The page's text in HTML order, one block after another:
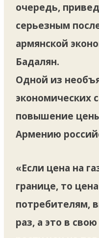
очередь,
серьезным
армянской
Бадалян.
Одной из
экономических
повышение
Армению
«Если цена на
границе, то
потребителям,
раз, а это в